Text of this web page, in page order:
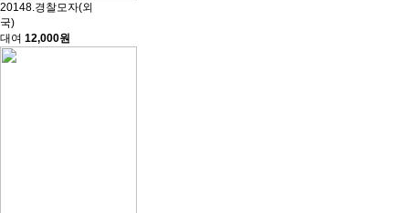
20148.경찰모자(외
국)
대여 12,000원